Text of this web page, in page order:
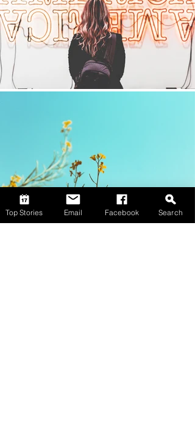
Top Stories Email Facebook Search